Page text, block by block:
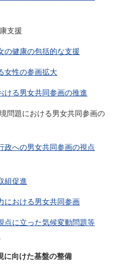
支援
健康の包括的な支援
性の参画拡大
る男女共同参画の推進
問題における男女共同参画の
への男女共同参画の視点
組促進
おける男女共同参画
に立った気候変動問題等
向けた基盤の整備